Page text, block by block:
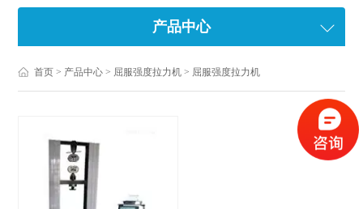
产品中心
首页 > 产品中心 > 屈服强度拉力机 > 屈服强度拉力机